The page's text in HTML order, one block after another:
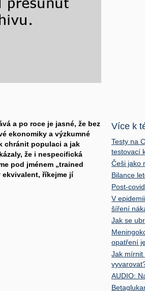
a po roce je jasné, že bez
ekonomiky a výzkumné
chránit populaci a jak
že i nespecifická
pod jménem „trained
ekvivalent, říkejme jí
Více k
Testy na
testovací
Češi jako
Bilance
Post-
V
šíření
Jak se
opatření
Jak mírnit
AUDIO: